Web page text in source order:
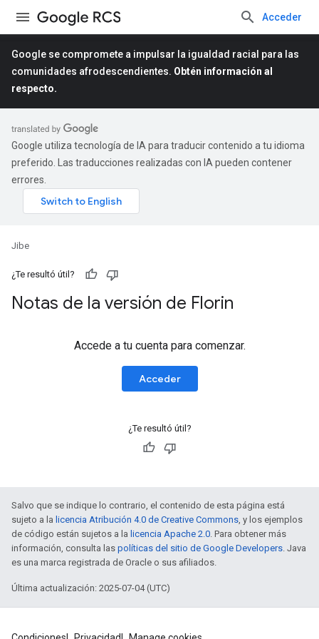
Acceder
Google se compromete a impulsar la igualdad racial para las
comunidades afrodescendientes. Obtén información al
respecto.
Google utiliza tecnología de IA para traducir contenido a tu idioma
preferido. Las traducciones realizadas con IA pueden contener
errores.
Jibe
¿Te resultó útil?
Notas de la versión de Florin
Accede a tu cuenta para comenzar.
Acceder
¿Te resultó útil?
Salvo que se indique lo contrario, el contenido de esta página está
sujeto a la licencia Atribución 4.0 de Creative Commons, y los ejemplos
de código están sujetos a la licencia Apache 2.0. Para obtener más
información, consulta las políticas del sitio de Google Developers. Java
es una marca registrada de Oracle o sus afiliados.
Última actualización: 2025-07-04 (UTC)